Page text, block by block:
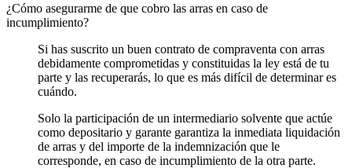
¿Cómo asegurarme de que cobro las arras en caso de
incumplimiento?
Si has suscrito un buen contrato de compraventa con arras
debidamente comprometidas y constituidas la ley está de tu
parte y las recuperarás, lo que es más difícil de determinar es
cuándo.
Solo la participación de un intermediario solvente que actúe
como depositario y garante garantiza la inmediata liquidación
de arras y del importe de la indemnización que le
corresponde, en caso de incumplimiento de la otra parte.